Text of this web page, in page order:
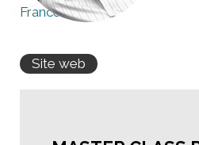
France
Site web